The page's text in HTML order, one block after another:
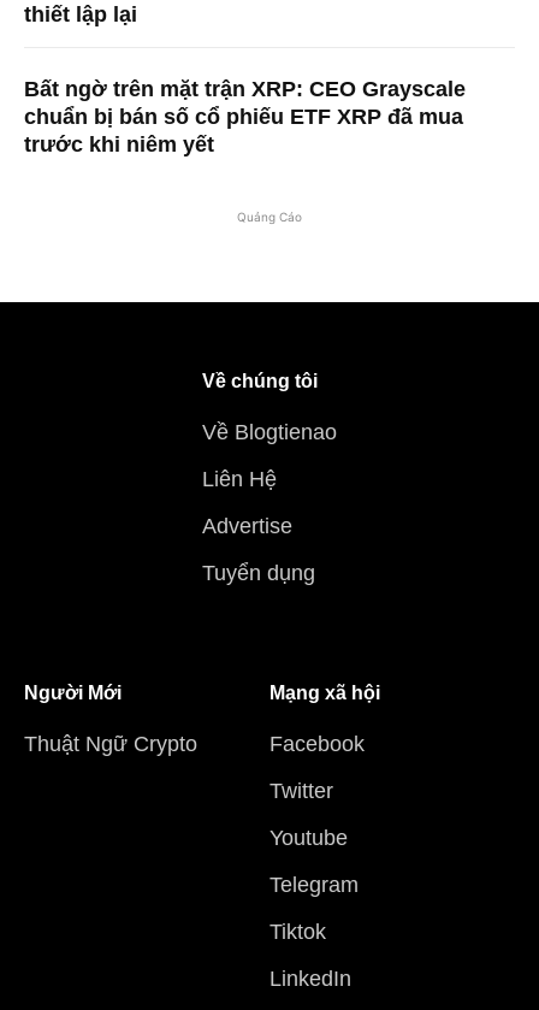
thiết lập lại
Bất ngờ trên mặt trận XRP: CEO Grayscale
chuẩn bị bán số cổ phiếu ETF XRP đã mua
trước khi niêm yết
Quảng Cáo
Về chúng tôi
Về Blogtienao
Liên Hệ
Advertise
Tuyển dụng
Người Mới
Thuật Ngữ Crypto
Mạng xã hội
Facebook
Twitter
Youtube
Telegram
Tiktok
LinkedIn